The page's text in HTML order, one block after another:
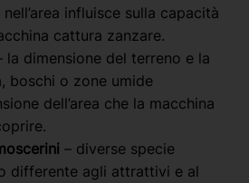
influisce sulla capacità
cattura zanzare.
la dimensione del terreno e la
boschi o zone umide
dell’area che la macchina
– diverse specie
differente agli attrattivi e al